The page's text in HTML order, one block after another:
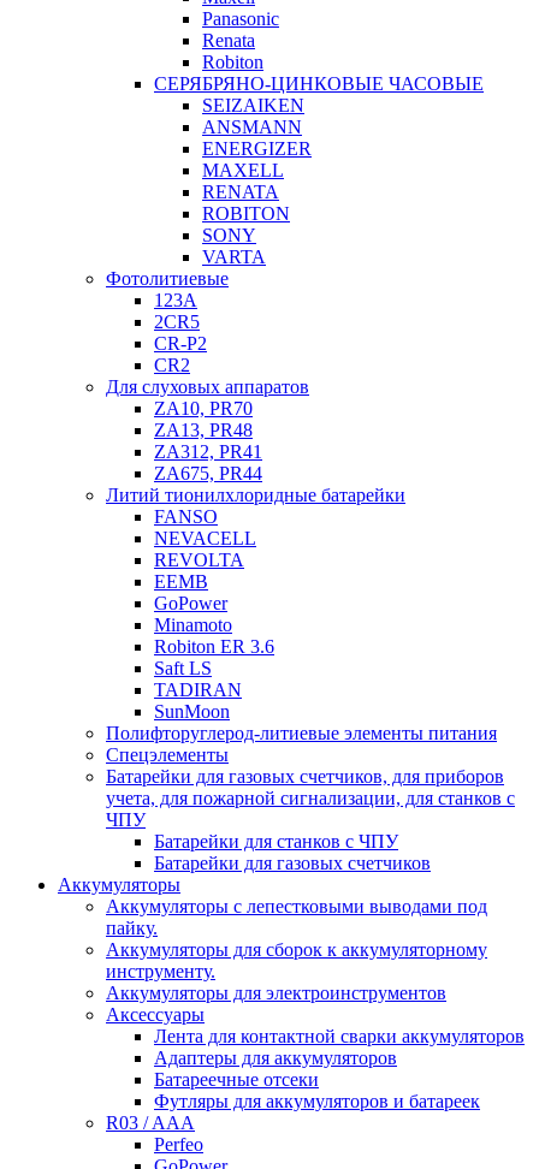
Panasonic
Renata
Robiton
СЕРЯБРЯНО-ЦИНКОВЫЕ ЧАСОВЫЕ
SEIZAIKEN
ANSMANN
ENERGIZER
MAXELL
RENATA
ROBITON
SONY
VARTA
Фотолитиевые
123A
2CR5
CR-P2
CR2
Для слуховых аппаратов
ZA10, PR70
ZA13, PR48
ZA312, PR41
ZA675, PR44
Литий тионилхлоридные батарейки
FANSO
NEVACELL
REVOLTA
EEMB
GoPower
Minamoto
Robiton ER 3.6
Saft LS
TADIRAN
SunMoon
Полифторуглерод-литиевые элементы питания
Спецэлементы
Батарейки для газовых счетчиков, для приборов
учета, для пожарной сигнализации, для станков с
ЧПУ
Батарейки для станков с ЧПУ
Батарейки для газовых счетчиков
Аккумуляторы
Аккумуляторы с лепестковыми выводами под
пайку.
Аккумуляторы для сборок к аккумуляторному
инструменту.
Аккумуляторы для электроинструментов
Аксессуары
Лента для контактной сварки аккумуляторов
Адаптеры для аккумуляторов
Батареечные отсеки
Футляры для аккумуляторов и батареек
R03 / AAA
Perfeo